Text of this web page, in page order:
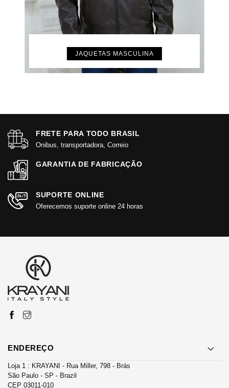
JAQUETAS MASCULINA
FRETE PARA TODO BRASIL
Onibus, transportadora, Correio
GARANTIA DE FABRICAÇÃO
SUPORTE ONLINE
Oferecemos suporte online 24 horas
ENDEREÇO
Loja 1 : KRAYANI - Rua Miller, 798 - Brás
São Paulo - SP - Brazil
CEP 03011-010